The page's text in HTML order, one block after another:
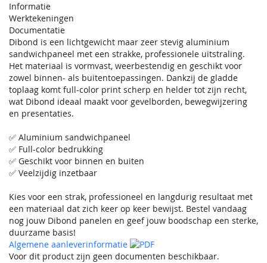
Informatie
Werktekeningen
Documentatie
Dibond is een lichtgewicht maar zeer stevig aluminium
sandwichpaneel met een strakke, professionele uitstraling.
Het materiaal is vormvast, weerbestendig en geschikt voor
zowel binnen- als buitentoepassingen. Dankzij de gladde
toplaag komt full-color print scherp en helder tot zijn recht,
wat Dibond ideaal maakt voor gevelborden, bewegwijzering
en presentaties.
✅ Aluminium sandwichpaneel
✅ Full-color bedrukking
✅ Geschikt voor binnen en buiten
✅ Veelzijdig inzetbaar
Kies voor een strak, professioneel en langdurig resultaat met
een materiaal dat zich keer op keer bewijst. Bestel vandaag
nog jouw Dibond panelen en geef jouw boodschap een sterke,
duurzame basis!
Algemene aanleverinformatie
Voor dit product zijn geen documenten beschikbaar.